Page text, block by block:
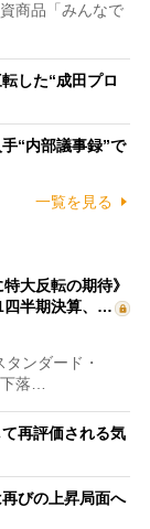
商品「みんなで
した“成田プロ
“内部議事録”で
一覧を見る
大反転の期待》
四半期決算、…
ンダード・
落…
再評価される気
びの上昇局面へ